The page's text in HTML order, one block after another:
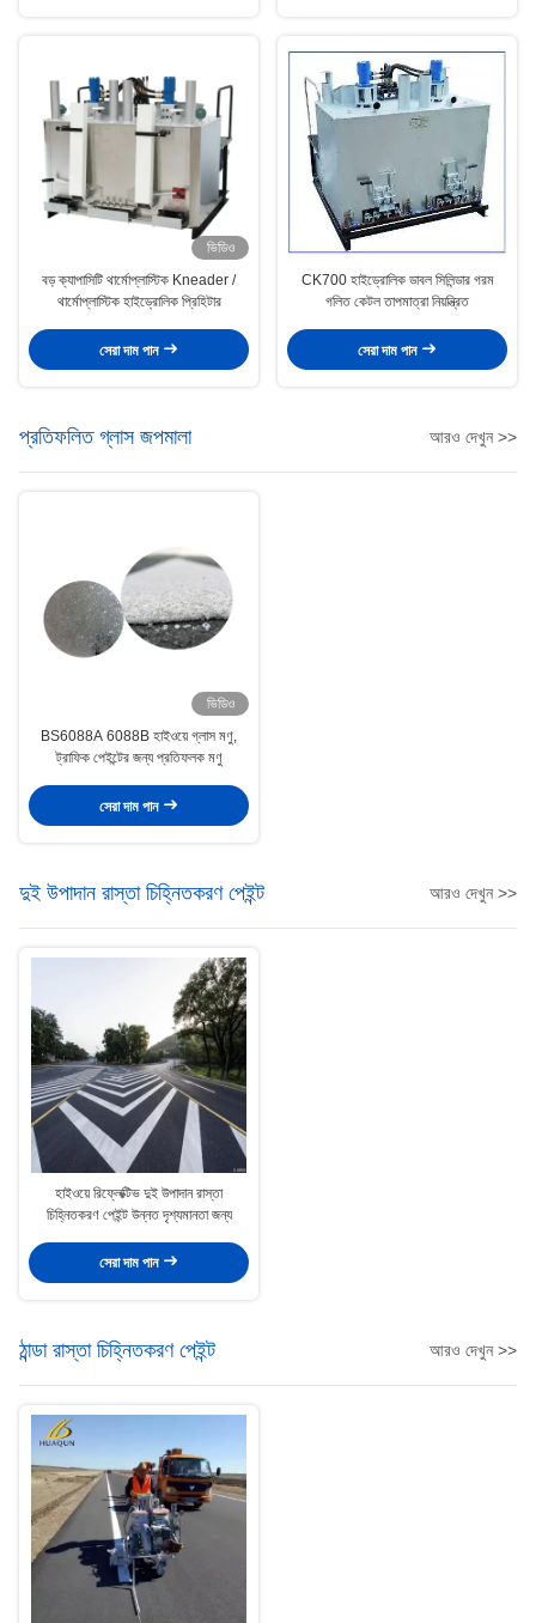
ভিডিও
বড় ক্যাপাসিটি থার্মোপ্লাস্টিক Kneader /
থার্মোপ্লাস্টিক হাইড্রোলিক প্রিহিটার
সেরা দাম পান
CK700 হাইড্রোলিক ডাবল সিলিন্ডার গরম
গলিত কেটল তাপমাত্রা নিয়ন্ত্রিত
সেরা দাম পান
প্রতিফলিত গ্লাস জপমালা আরও দেখুন >>
ভিডিও
BS6088A 6088B হাইওয়ে গ্লাস মণু,
ট্রাফিক পেইন্টের জন্য প্রতিফলক মণু
সেরা দাম পান
দুই উপাদান রাস্তা চিহ্নিতকরণ পেইন্ট আরও দেখুন >>
হাইওয়ে রিফ্লেক্টিভ দুই উপাদান রাস্তা
চিহ্নিতকরণ পেইন্ট উন্নত দৃশ্যমানতা জন্য
সেরা দাম পান
ঠান্ডা রাস্তা চিহ্নিতকরণ পেইন্ট আরও দেখুন >>